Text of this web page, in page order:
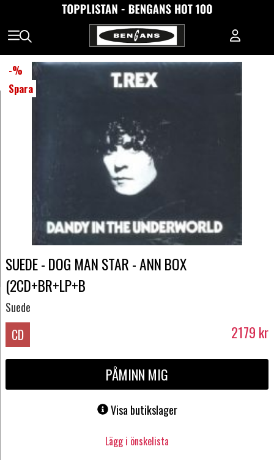
-%
Spara
SUEDE - DOG MAN STAR - ANN BOX
(2CD+BR+LP+B
Suede
CD 2179 kr
PÅMINN MIG
Visa butikslager
Lägg i önskelista